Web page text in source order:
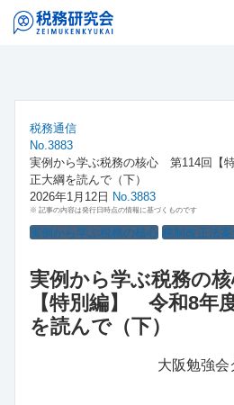
税務通信
No.3883
実例から学ぶ税務の核心 第114回【
正大綱を読んで（下）
2026年1月12日 No.3883
※ 記事の内容は発行日時点の情報に基づくものです
実例から学ぶ税務の核心 税制改正法
実例から学ぶ税務の
【特別編】 令和8年
を読んで（下）
大阪勉強